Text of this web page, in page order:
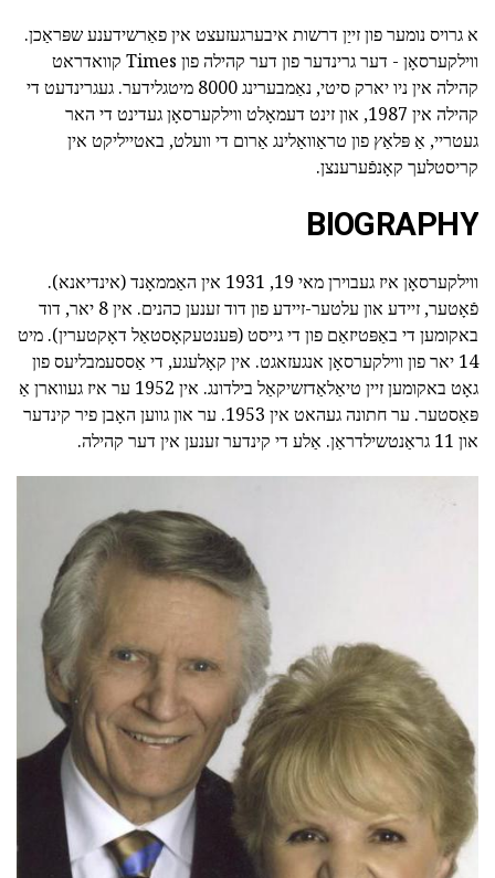
א גרויס נומער פון זייַן דרשות איבערגעזעצט אין פאַרשידענע שפּראַכן.
ווילקערסאָן - דער גרינדער פון דער קהילה פון Times קוואדראט
קהילה אין ניו יארק סיטי, נאַמבערינג 8000 מיטגלידער. געגרינדעט די
קהילה אין 1987, און זינט דעמאָלט ווילקערסאָן געדינט די האר
געטריי, אַ פּלאַץ פון טראַוואַלינג אַרום די וועלט, באטייליקט אין
קריסטלעך קאָנפֿערענצן.
BIOGRAPHY
ווילקערסאָן איז געבוירן מאי 19, 1931 אין האַממאָנד (אינדיאנא).
פֿאָטער, זיידע און עלטער-זיידע פון דוד זענען כהנים. אין 8 יאר, דוד
באקומען די באַפּטיזאַם פון די גייסט (פּענטעקאָסטאַל דאָקטערין). מיט
14 יאר פון ווילקערסאָן אנגעזאגט. אין קאָלעגע, די אַססעמבליעס פון
גאָט באקומען זיין טיאַלאַדזשיקאַל בילדונג. אין 1952 ער איז געווארן אַ
פּאַסטער. ער חתונה געהאט אין 1953. ער און גווען האָבן פיר קינדער
און 11 גראַנטשילדראַן. אַלע די קינדער זענען אין דער קהילה.